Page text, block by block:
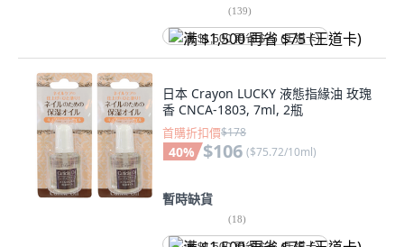
(139)
满 $1,500 再省 $75 (王道卡)
日本 Crayon LUCKY 液態指緣油 玫瑰
香 CNCA-1803, 7ml, 2瓶
首購折扣價$178
40% $106 ($75.72/10ml)
暫時缺貨
(18)